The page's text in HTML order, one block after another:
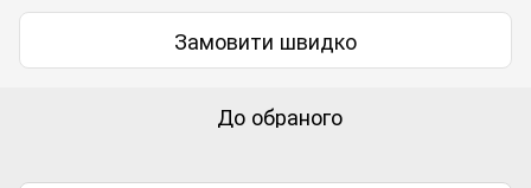
Замовити швидко
До обраного